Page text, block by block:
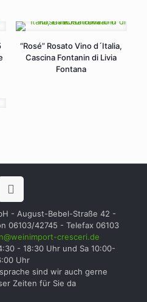
“Rosé” Rosato Vino d´Italia,
Cascina Fontanin di Livia
Fontana
- August-Bebel-Straße 42 -
06103/42745 - Telefax 06103
cresceri.de
- 18:30 Uhr und Sa 10:00-
Uhr
sind wir auch gerne
Zeiten für Sie da